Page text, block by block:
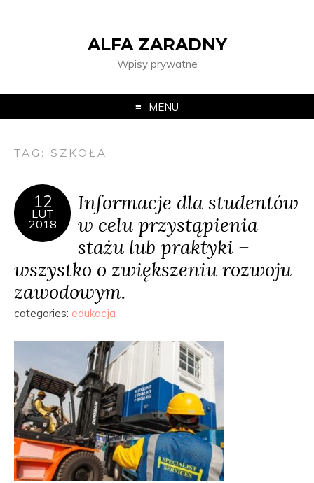
ALFA ZARADNY
Wpisy prywatne
MENU
TAG: SZKOŁA
12
LUT
2018
Informacje dla studentów
w celu przystąpienia
stażu lub praktyki –
wszystko o zwiększeniu rozwoju
zawodowym.
categories: edukacja